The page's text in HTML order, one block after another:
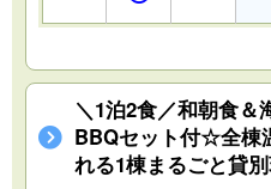
＼1泊2食／和朝食＆
BBQセット付☆全棟
れる1棟まるごと貸